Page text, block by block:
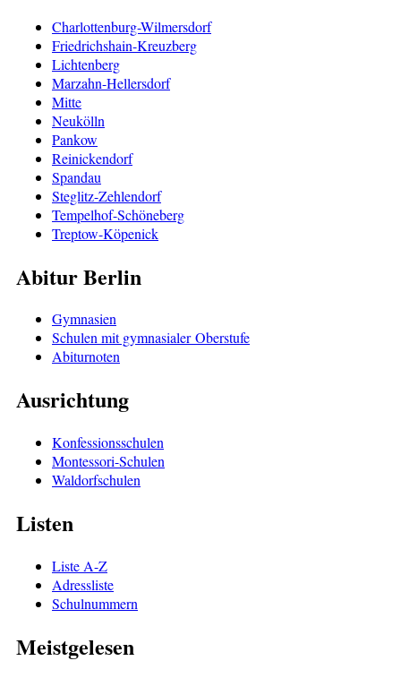
Charlottenburg-Wilmersdorf
Friedrichshain-Kreuzberg
Lichtenberg
Marzahn-Hellersdorf
Mitte
Neukölln
Pankow
Reinickendorf
Spandau
Steglitz-Zehlendorf
Tempelhof-Schöneberg
Treptow-Köpenick
Abitur Berlin
Gymnasien
Schulen mit gymnasialer Oberstufe
Abiturnoten
Ausrichtung
Konfessionsschulen
Montessori-Schulen
Waldorfschulen
Listen
Liste A-Z
Adressliste
Schulnummern
Meistgelesen